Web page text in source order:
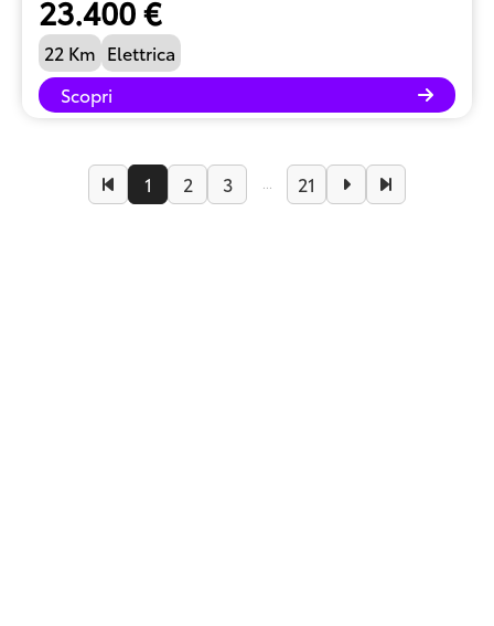
23.400 €
22 Km Elettrica
Scopri
1 2 3 ... 21